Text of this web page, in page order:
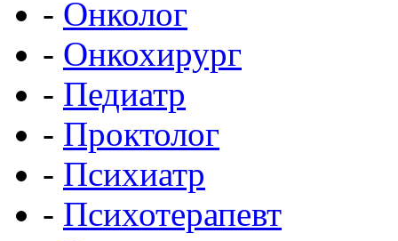
- Онколог
- Онкохирург
- Педиатр
- Проктолог
- Психиатр
- Психотерапевт